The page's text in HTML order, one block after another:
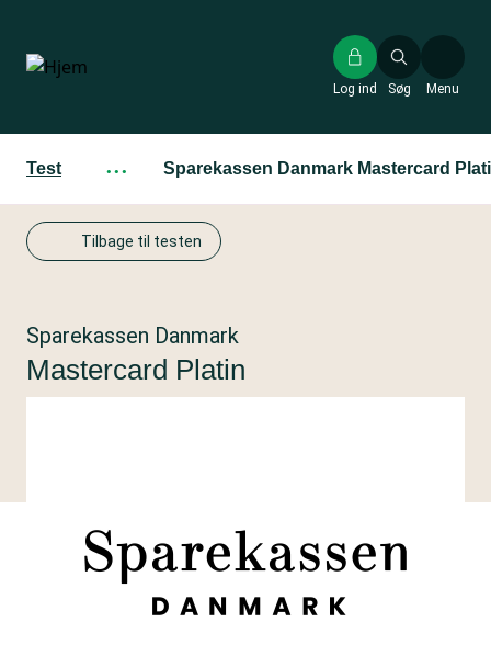
hovedindhold
Søg
Log ind Menu
Test ··· Sparekassen Danmark Mastercard
Tilbage til testen
Sparekassen Danmark
Mastercard Platin